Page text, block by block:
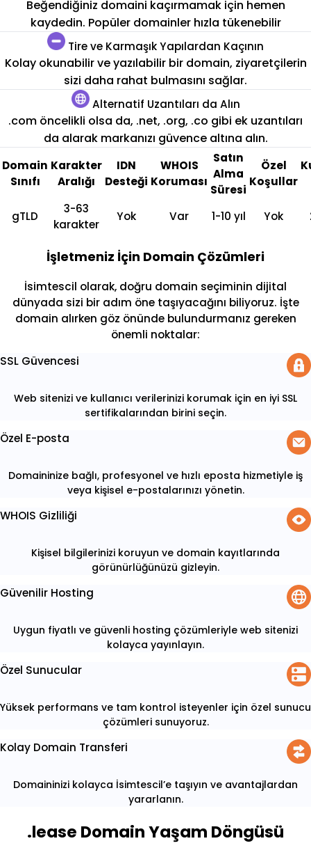
Beğendiğiniz domaini kaçırmamak için hemen
kaydedin. Popüler domainler hızla tükenebilir
Tire ve Karmaşık Yapılardan Kaçının
Kolay okunabilir ve yazılabilir bir domain, ziyaretçilerin
sizi daha rahat bulmasını sağlar.
Alternatif Uzantıları da Alın
.com öncelikli olsa da, .net, .org, .co gibi ek uzantıları
da alarak markanızı güvence altına alın.
Domain
Sınıfı
Karakter
Aralığı
IDN
Desteği
WHOIS
Koruması
Satın
Alma
Süresi
Özel
Koşullar
gTLD
3-63
karakter
Yok Var 1-10 yıl Yok
İşletmeniz İçin Domain Çözümleri
İsimtescil olarak, doğru domain seçiminin dijital
dünyada sizi bir adım öne taşıyacağını biliyoruz. İşte
domain alırken göz önünde bulundurmanız gereken
önemli noktalar:
SSL Güvencesi
Web sitenizi ve kullanıcı verilerinizi korumak için en iyi SSL
sertifikalarından birini seçin.
Özel E-posta
Domaininize bağlı, profesyonel ve hızlı eposta hizmetiyle iş
veya kişisel e-postalarınızı yönetin.
WHOIS Gizliliği
Kişisel bilgilerinizi koruyun ve domain kayıtlarında
görünürlüğünüzü gizleyin.
Güvenilir Hosting
Uygun fiyatlı ve güvenli hosting çözümleriyle web sitenizi
kolayca yayınlayın.
Özel Sunucular
Yüksek performans ve tam kontrol isteyenler için özel sunucu
çözümleri sunuyoruz.
Kolay Domain Transferi
Domaininizi kolayca İsimtescil’e taşıyın ve avantajlardan
yararlanın.
.lease Domain Yaşam Döngüsü